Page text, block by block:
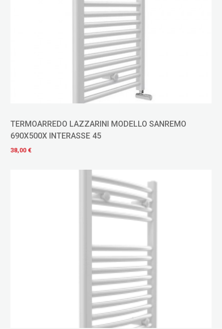
TERMOARREDO LAZZARINI MODELLO SANREMO
690X500X INTERASSE 45
38,00 €